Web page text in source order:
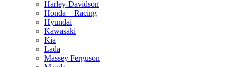
Harley-Davidson
Honda + Racing
Hyundai
Kawasaki
Kia
Lada
Massey Ferguson